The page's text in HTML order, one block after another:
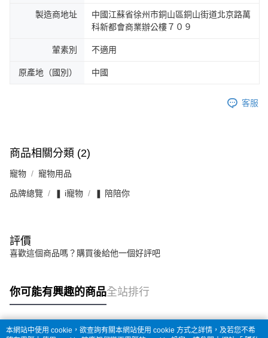
製造商地址
中國江蘇省徐州市銅山區銅山街道北京路萬
科新都會商業辦公樓７０９
葷素別 不適用
原產地（國別） 中國
客服
商品相關分類 (2)
寵物 寵物用品
品牌總覽 ❚ i寵物 ❚ 陪陪你
評價
喜歡這個商品嗎？購買後給他一個好評吧
你可能有興趣的商品全站排行
本網站中使用 cookie，欲查詢有關本網站使用 cookie 方式之詳情，及若您不希